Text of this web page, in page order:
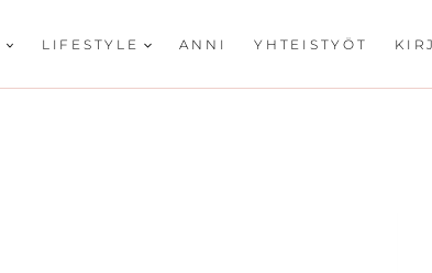
LIFESTYLE ANNI YHTEISTYÖT